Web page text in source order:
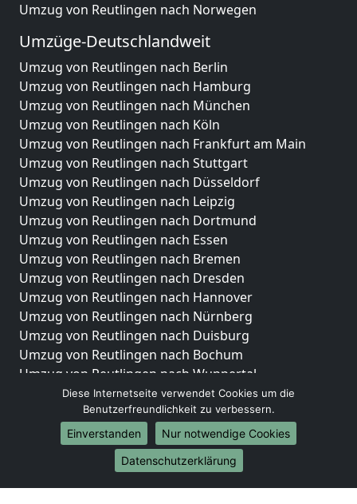
Umzug von Reutlingen nach Norwegen
Umzüge-Deutschlandweit
Umzug von Reutlingen nach Berlin
Umzug von Reutlingen nach Hamburg
Umzug von Reutlingen nach München
Umzug von Reutlingen nach Köln
Umzug von Reutlingen nach Frankfurt am Main
Umzug von Reutlingen nach Stuttgart
Umzug von Reutlingen nach Düsseldorf
Umzug von Reutlingen nach Leipzig
Umzug von Reutlingen nach Dortmund
Umzug von Reutlingen nach Essen
Umzug von Reutlingen nach Bremen
Umzug von Reutlingen nach Dresden
Umzug von Reutlingen nach Hannover
Umzug von Reutlingen nach Nürnberg
Umzug von Reutlingen nach Duisburg
Umzug von Reutlingen nach Bochum
Umzug von Reutlingen nach Wuppertal
Umzug von Reutlingen nach Bielefeld
Umzug von Reutlingen nach Bonn
Umzug von Reutlingen nach Münster
Internationale-Umzüge
Umzug von Reutlingen nach Brasilien
Diese Internetseite verwendet Cookies um die
Benutzerfreundlichkeit zu verbessern.
Einverstanden
Nur notwendige Cookies
Datenschutzerklärung